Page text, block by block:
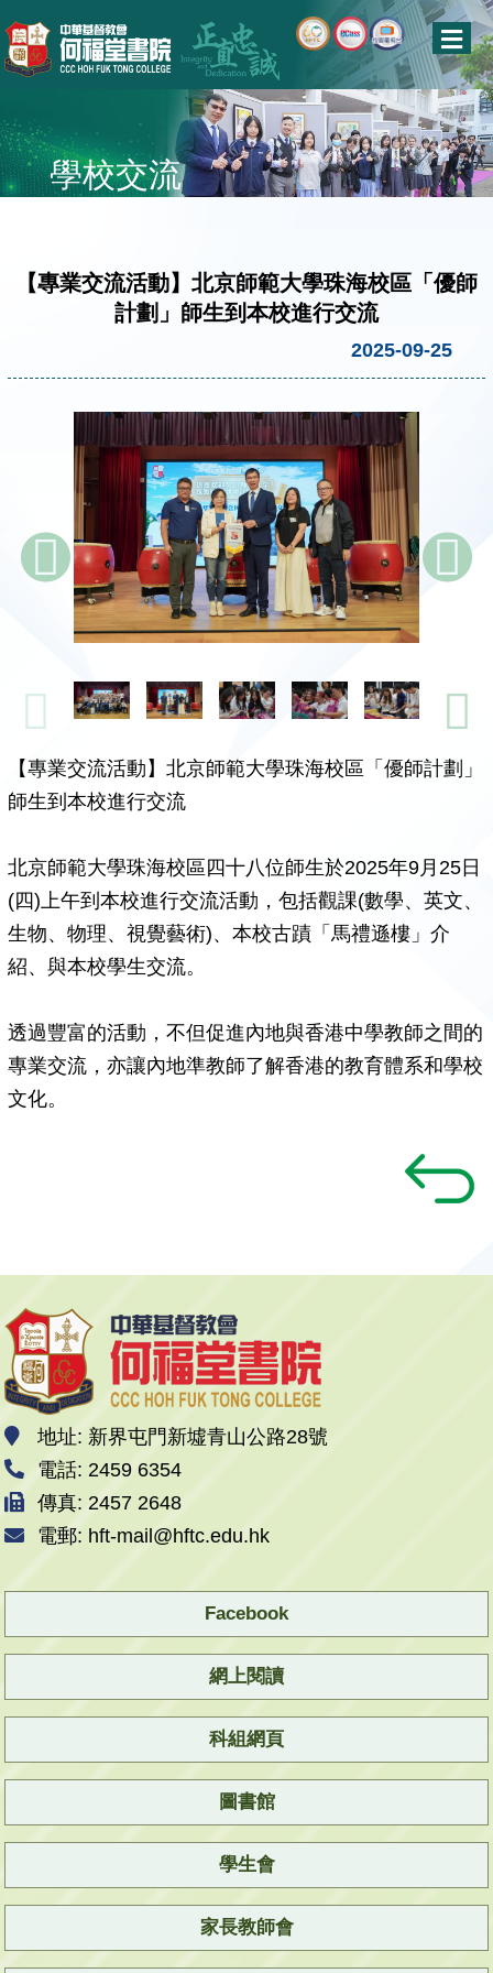
學校交流
【專業交流活動】北京師範大學珠海校區「優師
計劃」師生到本校進行交流
2025-09-25
【專業交流活動】北京師範大學珠海校區「優師計劃」
師生到本校進行交流
北京師範大學珠海校區四十八位師生於2025年9月25日
(四)上午到本校進行交流活動，包括觀課(數學、英文、
生物、物理、視覺藝術)、本校古蹟「馬禮遜樓」介
紹、與本校學生交流。
透過豐富的活動，不但促進內地與香港中學教師之間的
專業交流，亦讓內地準教師了解香港的教育體系和學校
文化。
地址: 新界屯門新墟青山公路28號
電話: 2459 6354
傳真: 2457 2648
電郵: hft-mail@hftc.edu.hk
Facebook
網上閱讀
科組網頁
圖書館
學生會
家長教師會